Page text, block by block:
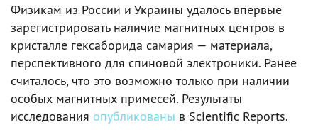
Физикам из России и Украины удалось впервые
зарегистрировать наличие магнитных центров в
кристалле гексаборида самария — материала,
перспективного для спиновой электроники. Ранее
считалось, что это возможно только при наличии
особых магнитных примесей. Результаты
исследования опубликованы в Scientific Reports.